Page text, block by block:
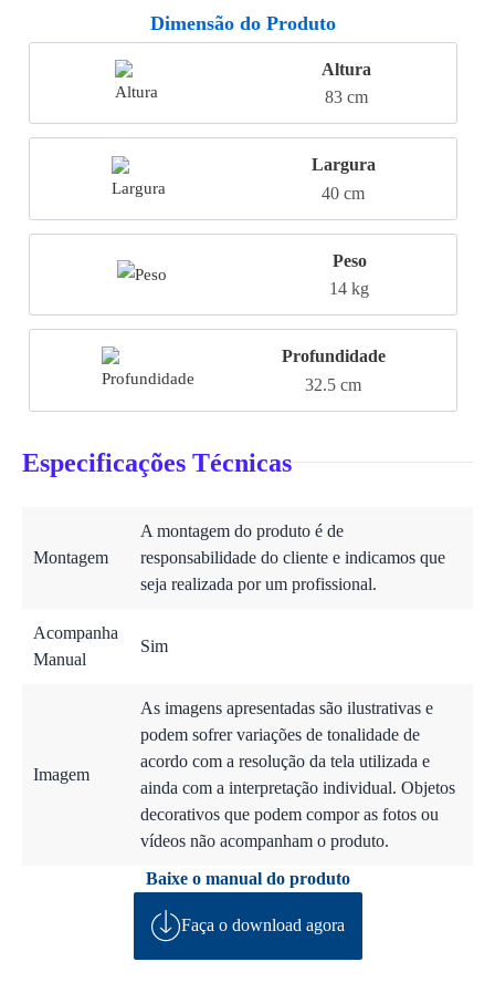
Dimensão do Produto
Altura
83 cm
Largura
40 cm
Peso
14 kg
Profundidade
32.5 cm
Especificações Técnicas
Montagem
A montagem do produto é de
responsabilidade do cliente e indicamos que
seja realizada por um profissional.
Acompanha
Manual
Sim
Imagem
As imagens apresentadas são ilustrativas e
podem sofrer variações de tonalidade de
acordo com a resolução da tela utilizada e
ainda com a interpretação individual. Objetos
decorativos que podem compor as fotos ou
vídeos não acompanham o produto.
Baixe o manual do produto
Faça o download agora